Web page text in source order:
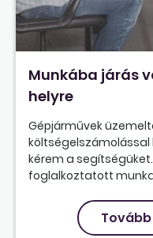
Munkába járás
helyre
Gépjárművek
kérem a
foglalkoztatott